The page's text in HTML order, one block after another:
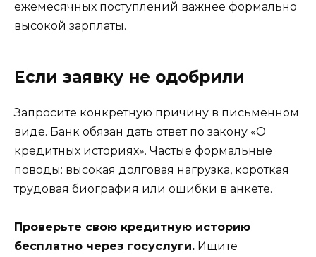
ежемесячных поступлений важнее формально
высокой зарплаты.
Если заявку не одобрили
Запросите конкретную причину в письменном
виде. Банк обязан дать ответ по закону «О
кредитных историях». Частые формальные
поводы: высокая долговая нагрузка, короткая
трудовая биография или ошибки в анкете.
Проверьте свою кредитную историю
бесплатно через госуслуги. Ищите